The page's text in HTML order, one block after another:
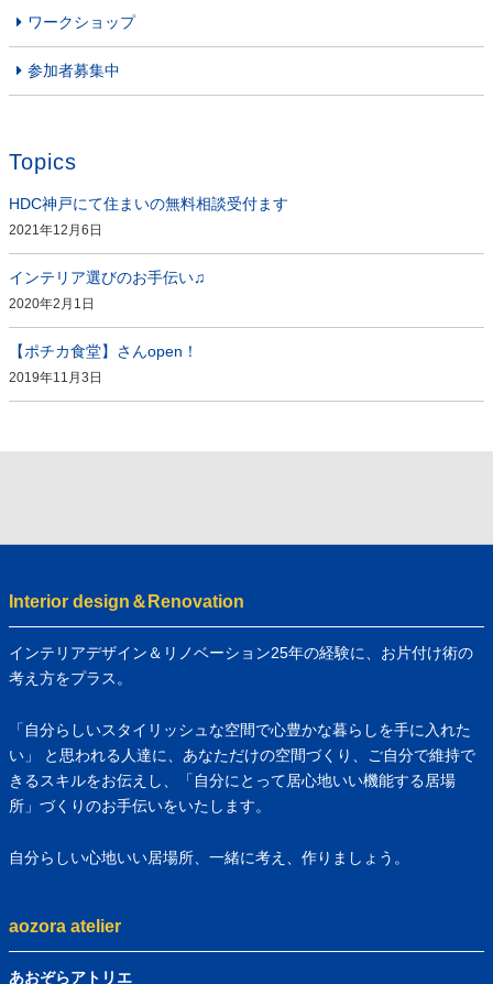
ワークショップ
参加者募集中
Topics
HDC神戸にて住まいの無料相談受付ます
2021年12月6日
インテリア選びのお手伝い♫
2020年2月1日
【ポチカ食堂】さんopen！
2019年11月3日
Interior design＆Renovation
インテリアデザイン＆リノベーション25年の経験に、お片付け術の
考え方をプラス。
「自分らしいスタイリッシュな空間で心豊かな暮らしを手に入れた
い」 と思われる人達に、あなただけの空間づくり、ご自分で維持で
きるスキルをお伝えし、「自分にとって居心地いい機能する居場
所」づくりのお手伝いをいたします。
自分らしい心地いい居場所、一緒に考え、作りましょう。
aozora atelier
あおぞらアトリエ